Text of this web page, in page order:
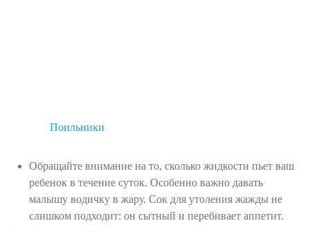
Поильники
Обращайте внимание на то, сколько жидкости пьет ваш
ребенок в течение суток. Особенно важно давать
малышу водичку в жару. Сок для утоления жажды не
слишком подходит: он сытный и перебивает аппетит.